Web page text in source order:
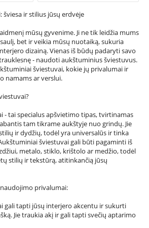
ir stilius jūsų erdvėje
mūsų gyvenime. Ji ne tik leidžia mums
bet ir veikia mūsų nuotaiką, sukuria
dizainą. Vienas iš būdų padaryti savo
- naudoti aukštuminius šviestuvus.
šviestuvai, kokie jų privalumai ir
namams ar verslui.
- tai specialus apšvietimo tipas, tvirtinamas
tam tikrame aukštyje nuo grindų. Jie
ir dydžių, todėl yra universalūs ir tinka
šviestuvai gali būti pagaminti iš
metalo, stiklo, krištolo ar medžio, todėl
stilių ir tekstūrą, atitinkančią jūsų
privalumai:
gali tapti jūsų interjero akcentu ir sukurti
Jie traukia akį ir gali tapti svečių aptarimo